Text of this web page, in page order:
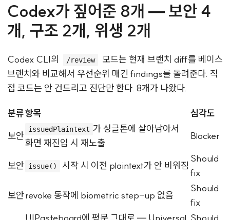
Codex가 짚어준 8개 — 보안 4
개, 구조 2개, 위생 2개
Codex CLI의 /review
모드는 현재 브랜치 diff를 베이스
브랜치와 비교해서 우선순위 매긴 findings를 돌려준다. 직
접 코드는 안 건드리고 진단만 한다. 8개가 나왔다.
분류항목
심각도
보안
issuedPlaintext 가 싱글톤에 살아남아서
화면 재진입 시 재노출
Blocker
보안 issue() 시작 시 이전 plaintext가 안 비워짐
Should
fix
보안revoke 동작에 biometric step-up 없음
Should
fix